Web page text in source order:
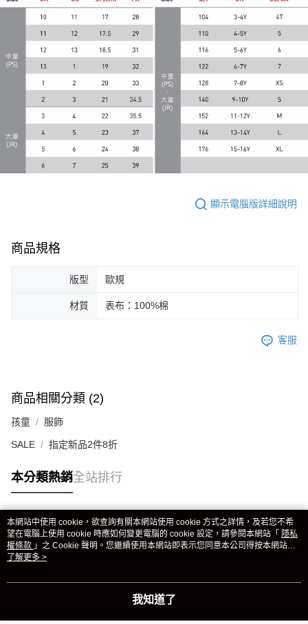
顯示電腦版詳細說明
商品規格
版型 歐規
材質 表布：100%棉
客服
商品相關分類 (2)
孩童 服飾
SALE 指定新品2件8折
本分類熱銷全站排行
熱門標籤
本網站中使用 cookie，欲查詢有關本網站使用 cookie 方式之詳情，及若您不希
望在電腦上使用 cookie 時應如何變更電腦的 cookie 設定，請參閱本網站「 隱私
權條款 」之 Cookie 聲明。您繼續使用本網站即表示您同意本公司得按本網站使
用條款之 Cookie 聲明使用 cookie。
了解更多 >
我知道了